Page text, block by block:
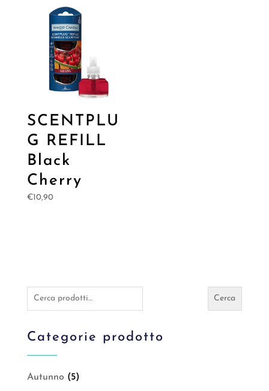
SCENTPLU
G REFILL
Black
Cherry
€10,90
Cerca: Cerca
Categorie prodotto
Autunno (5)